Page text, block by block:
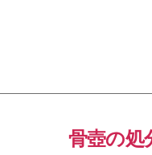
骨壺の処